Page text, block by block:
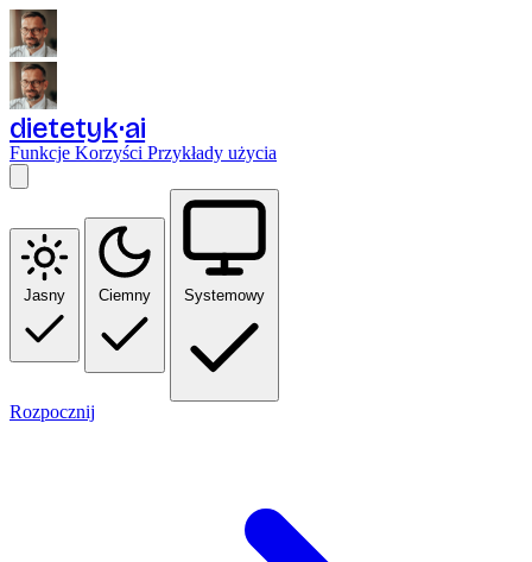
dietetyk ai
Funkcje Korzyści Przykłady użycia
Jasny Ciemny Systemowy
Rozpocznij